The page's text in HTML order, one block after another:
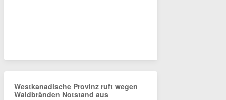
Westkanadische Provinz ruft wegen
Waldbränden Notstand aus